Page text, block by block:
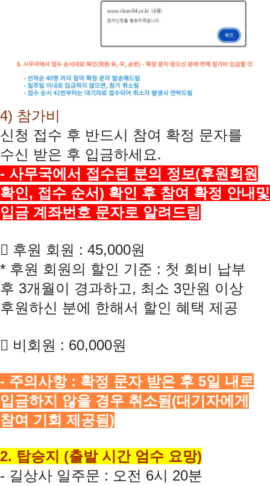
4) 참가비
신청 접수 후 반드시 참여 확정 문자를
수신 받은 후 입금하세요 .
- 사무국에서 접수된 분의 정보(후원회원
확인, 접수 순서) 확인 후 참여 확정 안내및
입금 계좌번호 문자로 알려드림
 후원 회원 : 45,000원
* 후원 회원의 할인 기준 : 첫 회비 납부
후 3개월이 경과하고 , 최소 3만원 이상
후원하신 분에 한해서 할인 혜택 제공
 비회원 : 60,000원
- 주의사항 : 확정 문자 받은 후 5일 내로
입금하지 않을 경우 취소됨(대기자에게
참여 기회 제공됨)
2. 탑승지 (출발 시간 엄수 요망)
- 길상사 일주문 : 오전 6시 20분